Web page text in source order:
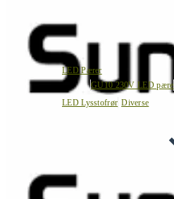
LED Pærer
GU10 230V LED pære
LED Lysstofrør Diverse